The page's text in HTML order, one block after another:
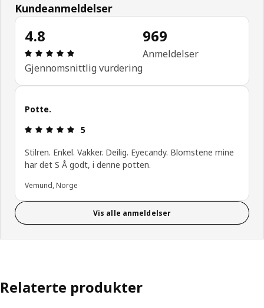
Kundeanmeldelser
4.8
Produktomtale: 4.8 ingen kundevurdering 5
Gjennomsnittlig vurdering
969
Anmeldelser
Potte.
Produktomtale: 5 ingen kundevurdering 5
5
Stilren. Enkel. Vakker. Deilig. Eyecandy. Blomstene mine
har det S Å godt, i denne potten.
Vemund, Norge
Vis alle anmeldelser
Relaterte produkter